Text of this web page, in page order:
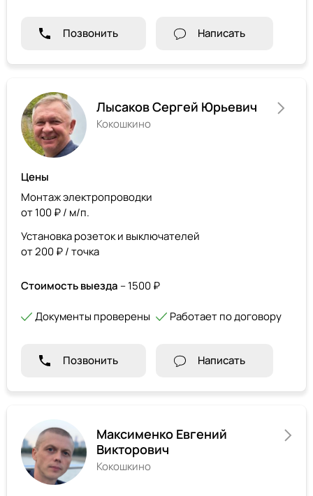
Позвонить Написать
Лысаков Сергей Юрьевич
Кокошкино
Цены
Монтаж электропроводки
от 100 ₽ / м/п.
Установка розеток и выключателей
от 200 ₽ / точка
Стоимость выезда – 1500 ₽
Документы проверены Работает по договору
Позвонить Написать
Максименко Евгений
Викторович
Кокошкино